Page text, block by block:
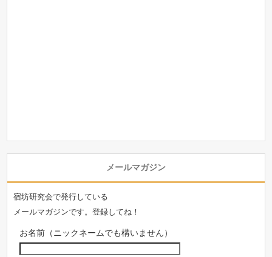
メールマガジン
宿坊研究会で発行している
メールマガジンです。登録してね！
お名前（ニックネームでも構いません）